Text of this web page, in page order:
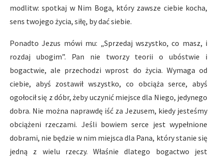
modlitw: spotkaj w Nim Boga, który zawsze ciebie kocha,
sens twojego życia, siłę, by dać siebie.
Ponadto Jezus mówi mu: „Sprzedaj wszystko, co masz, i
rozdaj ubogim”. Pan nie tworzy teorii o ubóstwie i
bogactwie, ale przechodzi wprost do życia. Wymaga od
ciebie, abyś zostawił wszystko, co obciąża serce, abyś
ogołocił się z dóbr, żeby uczynić miejsce dla Niego, jedynego
dobra. Nie można naprawdę iść za Jezusem, kiedy jesteśmy
obciążeni rzeczami. Jeśli bowiem serce jest wypełnione
dobrami, nie będzie w nim miejsca dla Pana, który stanie się
jedną z wielu rzeczy. Właśnie dlatego bogactwo jest